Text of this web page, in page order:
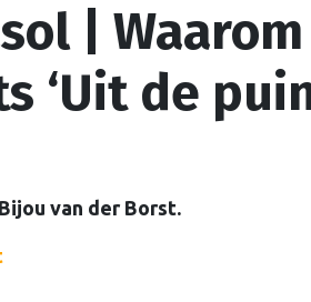
|
‘Uit de
van der Borst.